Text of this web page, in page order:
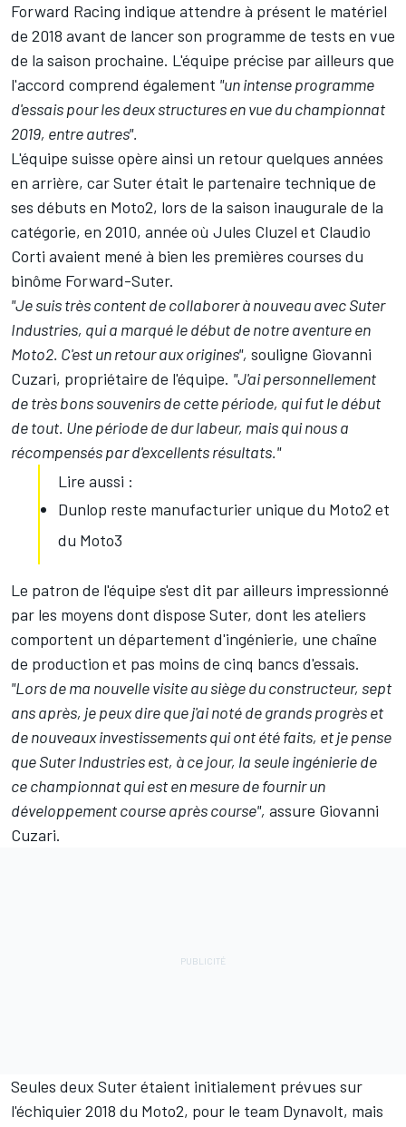
Forward Racing indique attendre à présent le matériel
de 2018 avant de lancer son programme de tests en vue
de la saison prochaine. L'équipe précise par ailleurs que
l'accord comprend également "un intense programme
d'essais pour les deux structures en vue du championnat
2019, entre autres".
L'équipe suisse opère ainsi un retour quelques années
en arrière, car Suter était le partenaire technique de
ses débuts en Moto2, lors de la saison inaugurale de la
catégorie, en 2010, année où Jules Cluzel et Claudio
Corti avaient mené à bien les premières courses du
binôme Forward-Suter.
"Je suis très content de collaborer à nouveau avec Suter
Industries, qui a marqué le début de notre aventure en
Moto2. C'est un retour aux origines", souligne Giovanni
Cuzari, propriétaire de l'équipe. "J'ai personnellement
de très bons souvenirs de cette période, qui fut le début
de tout. Une période de dur labeur, mais qui nous a
récompensés par d'excellents résultats."
Lire aussi :
Dunlop reste manufacturier unique du Moto2 et
du Moto3
Le patron de l'équipe s'est dit par ailleurs impressionné
par les moyens dont dispose Suter, dont les ateliers
comportent un département d'ingénierie, une chaîne
de production et pas moins de cinq bancs d'essais.
"Lors de ma nouvelle visite au siège du constructeur, sept
ans après, je peux dire que j'ai noté de grands progrès et
de nouveaux investissements qui ont été faits, et je pense
que Suter Industries est, à ce jour, la seule ingénierie de
ce championnat qui est en mesure de fournir un
développement course après course", assure Giovanni
Cuzari.
Seules deux Suter étaient initialement prévues sur
l'échiquier 2018 du Moto2, pour le team Dynavolt, mais